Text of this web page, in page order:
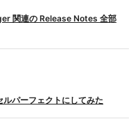
関連の Release Notes 全部
パーフェクトにしてみた